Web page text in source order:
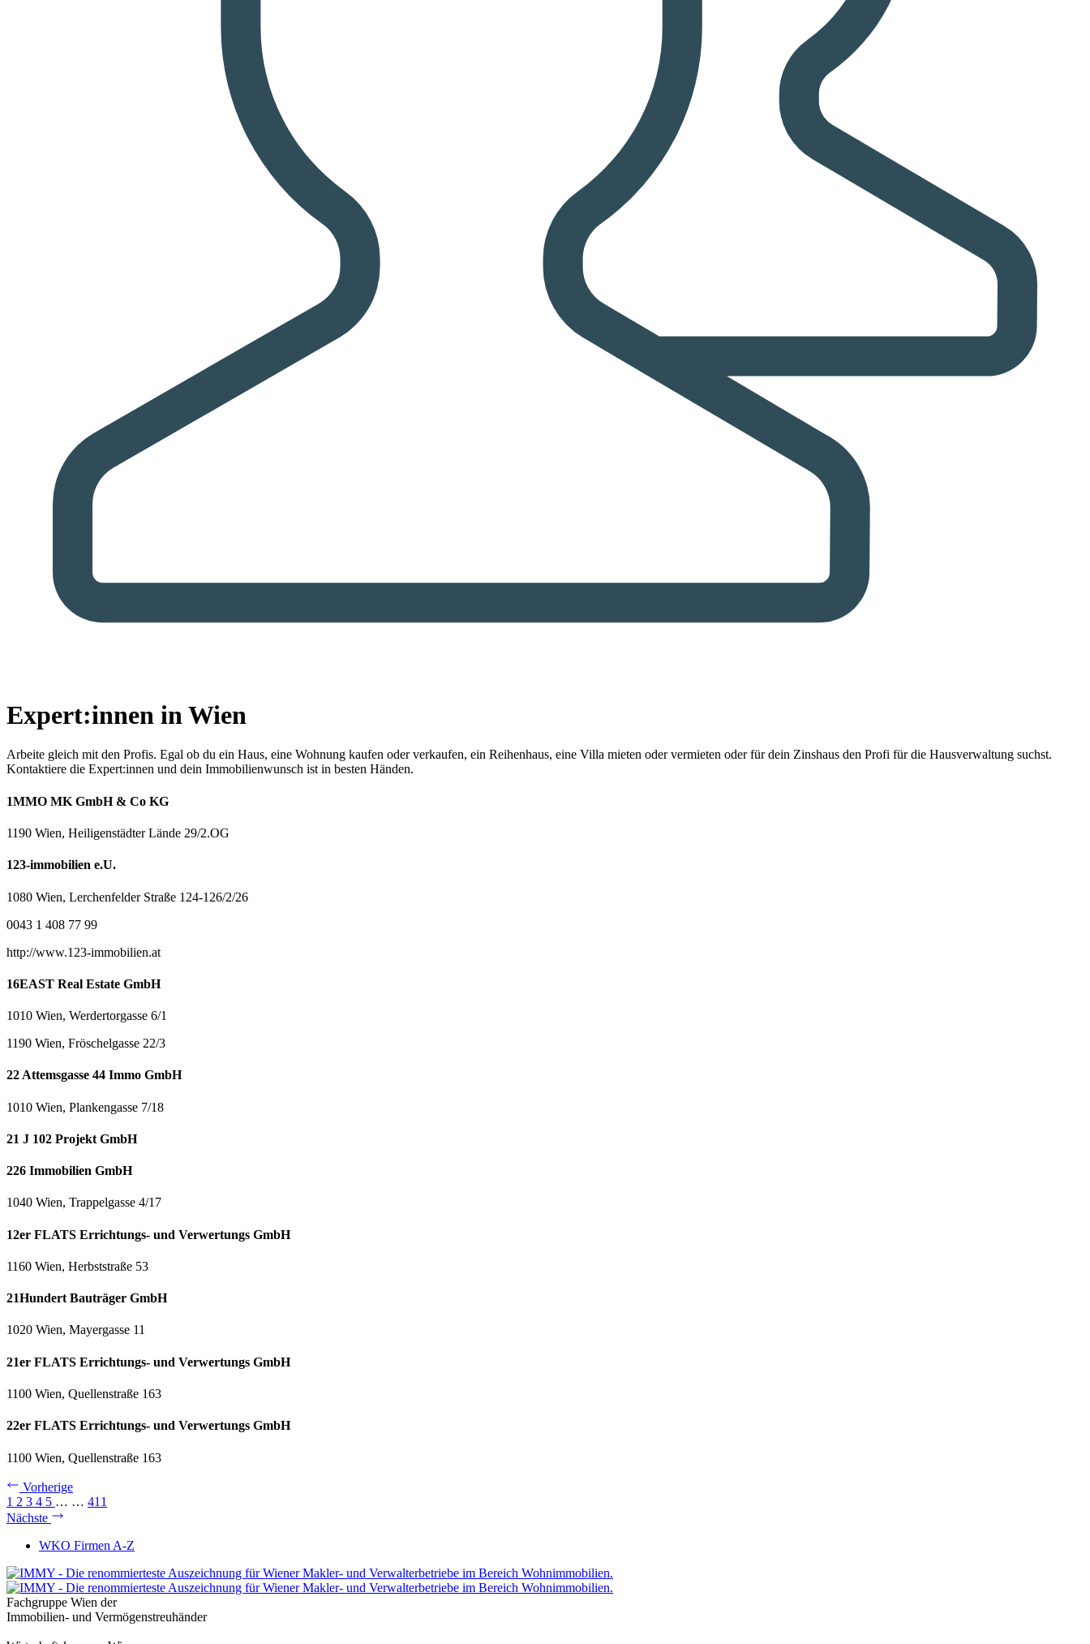
Expert:innen in Wien
Arbeite gleich mit den Profis. Egal ob du ein Haus, eine Wohnung kaufen oder verkaufen, ein Reihenhaus, eine Villa mieten oder vermieten oder für dein Zinshaus den Profi für die Hausverwaltung suchst.
Kontaktiere die Expert:innen und dein Immobilienwunsch ist in besten Händen.
1MMO MK GmbH & Co KG
1190 Wien, Heiligenstädter Lände 29/2.OG
123-immobilien e.U.
1080 Wien, Lerchenfelder Straße 124-126/2/26
0043 1 408 77 99
http://www.123-immobilien.at
16EAST Real Estate GmbH
1010 Wien, Werdertorgasse 6/1
1190 Wien, Fröschelgasse 22/3
22 Attemsgasse 44 Immo GmbH
1010 Wien, Plankengasse 7/18
21 J 102 Projekt GmbH
226 Immobilien GmbH
1040 Wien, Trappelgasse 4/17
12er FLATS Errichtungs- und Verwertungs GmbH
1160 Wien, Herbststraße 53
21Hundert Bauträger GmbH
1020 Wien, Mayergasse 11
21er FLATS Errichtungs- und Verwertungs GmbH
1100 Wien, Quellenstraße 163
22er FLATS Errichtungs- und Verwertungs GmbH
1100 Wien, Quellenstraße 163
Vorherige
1 2 3 4 5 … … 411
Nächste
WKO Firmen A-Z
Fachgruppe Wien der
Immobilien- und Vermögenstreuhänder